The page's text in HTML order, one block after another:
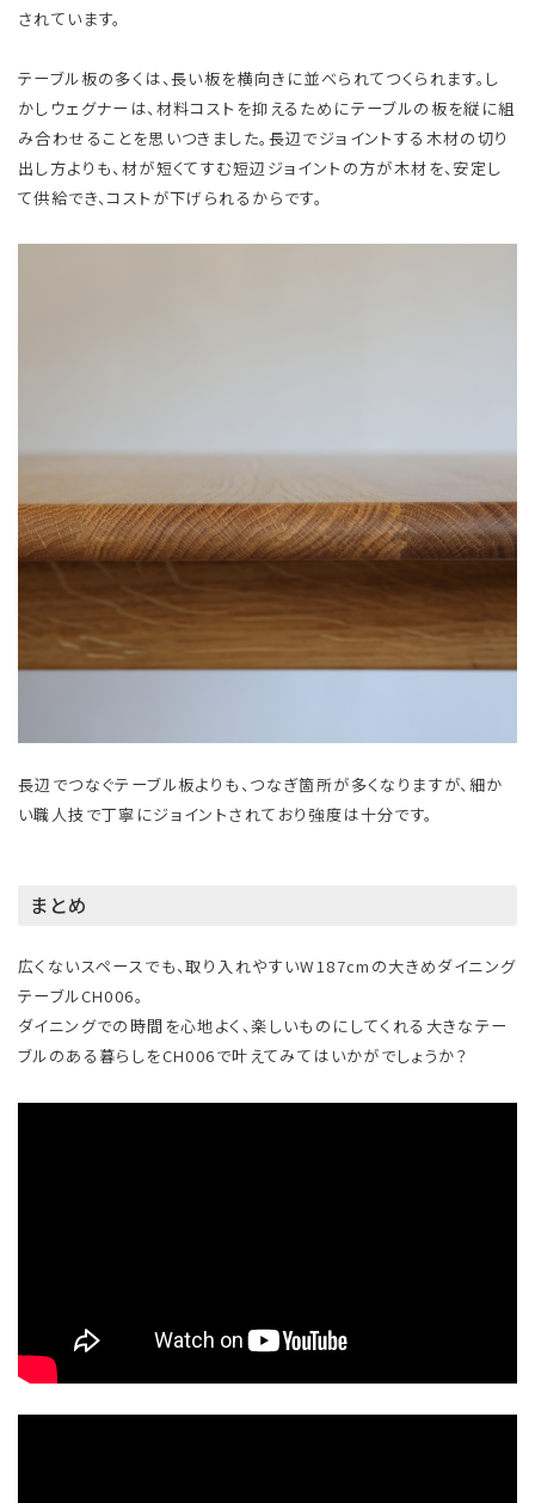
されています。
テーブル板の多くは、長い板を横向きに並べられてつくられます。し
かしウェグナーは、材料コストを抑えるためにテーブルの板を縦に組
み合わせることを思いつきました。長辺でジョイントする木材の切り
出し方よりも、材が短くてすむ短辺ジョイントの方が木材を、安定し
て供給でき、コストが下げられるからです。
長辺でつなぐテーブル板よりも、つなぎ箇所が多くなりますが、細か
い職人技で丁寧にジョイントされており強度は十分です。
まとめ
広くないスペースでも、取り入れやすいW187cmの大きめダイニング
テーブルCH006。
ダイニングでの時間を心地よく、楽しいものにしてくれる大きなテー
ブルのある暮らしをCH006で叶えてみてはいかがでしょうか？